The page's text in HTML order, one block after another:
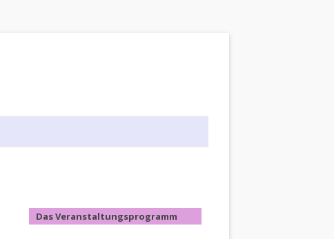
Das Veranstaltungsprogramm